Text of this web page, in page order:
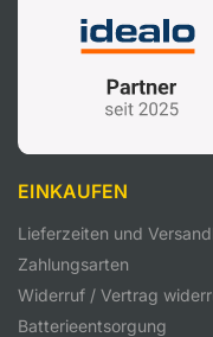
EINKAUFEN
Lieferzeiten und
Zahlungsarten
Widerruf / Vertrag
Batterieentsorgung